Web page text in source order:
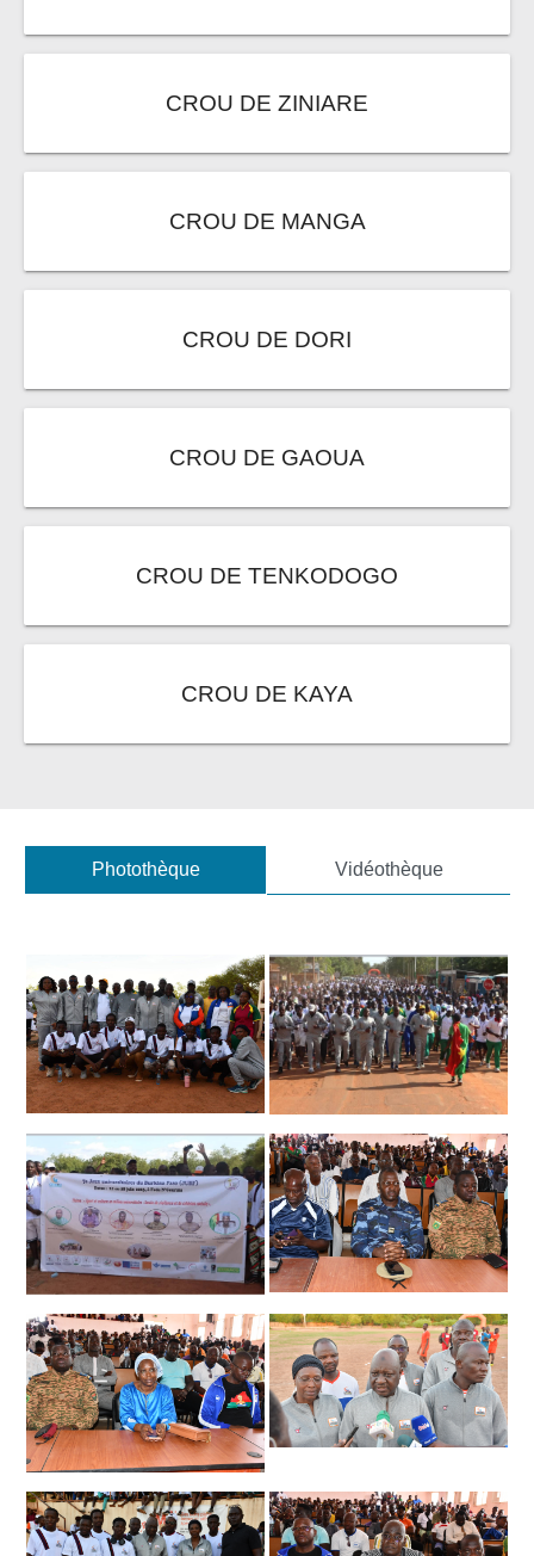
CROU DE ZINIARE
CROU DE MANGA
CROU DE DORI
CROU DE GAOUA
CROU DE TENKODOGO
CROU DE KAYA
Photothèque Vidéothèque